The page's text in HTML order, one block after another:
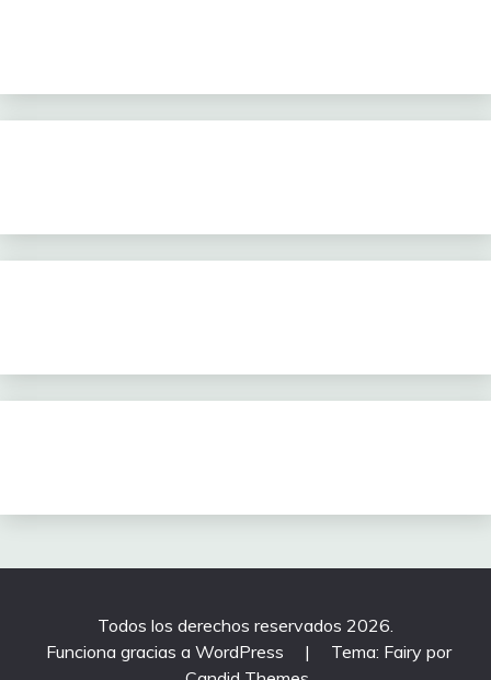
Todos los derechos reservados 2026.
Funciona gracias a WordPress
|
Tema: Fairy por